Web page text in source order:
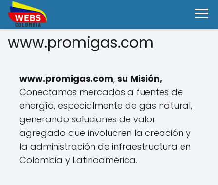
www.promigas.com
www.promigas.com, su Misión,
Conectamos mercados a fuentes de
energía, especialmente de gas natural,
generando soluciones de valor
agregado que involucren la creación y
la administración de infraestructura en
Colombia y Latinoamérica.